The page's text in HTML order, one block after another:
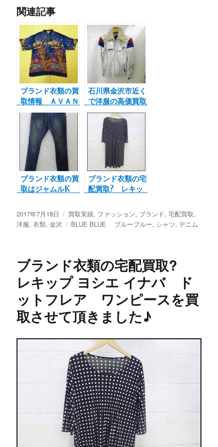
関連記事
ブランド衣類の買
取情報 ＡＶＡＮ
ＴＩ アヴァンテ
ィ シャツ
石川県金沢市近く
で洋服の高価買取
ならジャムルKは
くさん街道市場、
小松本店。白山
市、小松市、能美
市、加賀市、野々
市市の
ブランド衣類の買
取はジャムルK
デニム パンツ 裾
チャック
ブランド衣類の宅
配買取? レキッ
バ ドットフレ
ア ワンピースを
買取させて頂きま
投
稿
2017年7月18日
カ
テ
買取実績, ファッション, ブランド,宅配買取,
洋服,衣類,金沢
タ
BLUE BLUE ブルーブルー, シャツ,デニム
ブランド衣類の宅配買取?
レキップ ヨシエ イナバ ド
ットフレア ワンピースを買
取させて頂きました♪